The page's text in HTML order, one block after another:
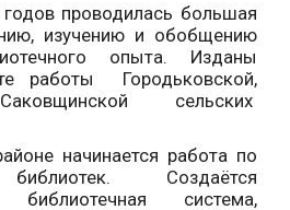
проводилась большая
изучению и обобщению
опыта. Изданы
работы Городьковской,
сельских
начинается работа по
библиотек. Создаётся
библиотечная система,